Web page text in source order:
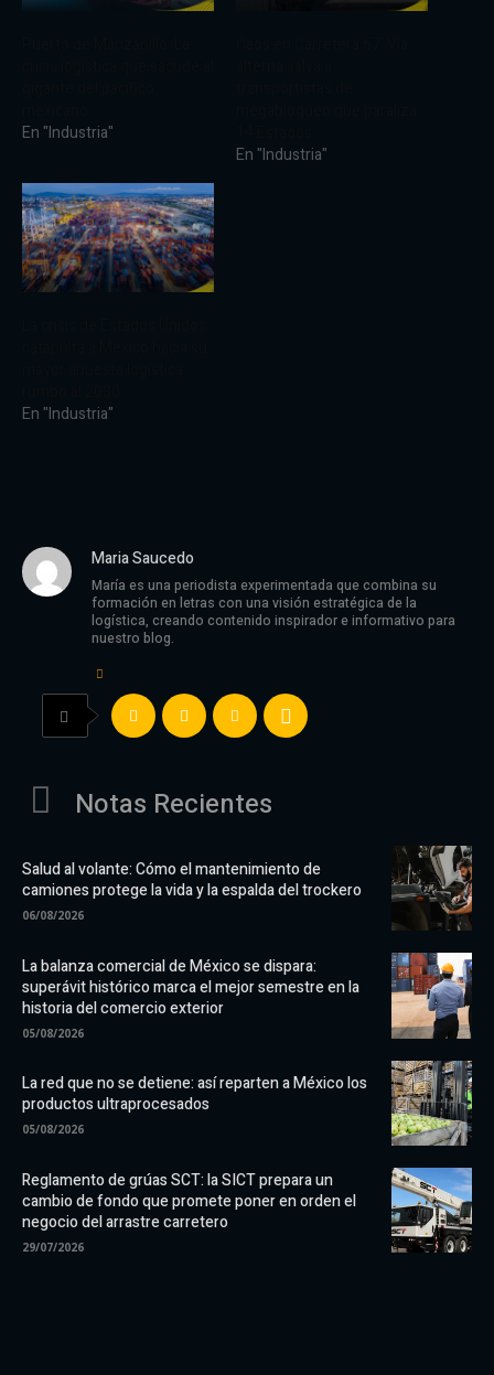
En "Industria"
En "Industria"
En "Industria"
Maria Saucedo
María es una periodista experimentada que combina su
formación en letras con una visión estratégica de la
logística, creando contenido inspirador e informativo para
nuestro blog.
Notas Recientes
Salud al volante: Cómo el mantenimiento de
camiones protege la vida y la espalda del trockero
06/08/2026
La balanza comercial de México se dispara:
superávit histórico marca el mejor semestre en la
historia del comercio exterior
05/08/2026
La red que no se detiene: así reparten a México los
productos ultraprocesados
05/08/2026
Reglamento de grúas SCT: la SICT prepara un
cambio de fondo que promete poner en orden el
negocio del arrastre carretero
29/07/2026